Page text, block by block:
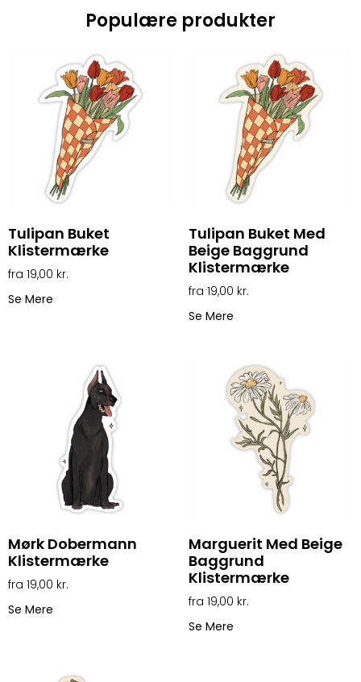
Populære produkter
Tulipan Buket
Klistermærke
19,00 kr.
Se Mere
Tulipan Buket Med
Beige Baggrund
Klistermærke
19,00 kr.
Se Mere
Mørk Dobermann
Klistermærke
19,00 kr.
Se Mere
Marguerit Med Beige
Baggrund
Klistermærke
19,00 kr.
Se Mere